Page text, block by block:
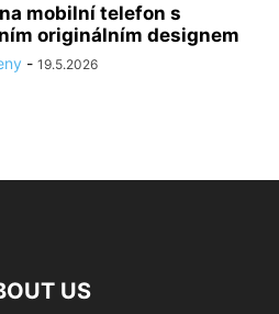
mobilní telefon s
originálním designem
- 19.5.2026
US